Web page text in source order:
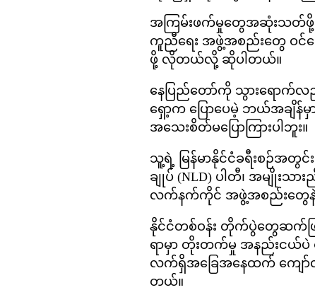
အကြမ်းဖက်မှုတွေအဆုံးသတ်ဖို့၊
ကူညီရေး အဖွဲ့အစည်းတွေ ဝ
ဖို့ လိုတယ်လို့ ဆိုပါတယ်။
နေပြည်တော်ကို သွားရောက်
ရှော့က ပြောပေမဲ့ ဘယ်အချိ
အသေးစိတ်မပြောကြားပါဘူး။
သူ့ရဲ့ မြန်မာနိုင်ငံခရီးစဉ်အတွ
ချုပ် (NLD) ပါတီ၊ အမျိုးသာ
လက်နက်ကိုင် အဖွဲ့အစည်းတွေ
နိုင်ငံတစ်ဝန်း တိုက်ပွဲတွေဆက်
ရာမှာ တိုးတက်မှု အနည်းငယ်ပဲ
လက်ရှိအခြေအနေထက် ကျော်
တယ်။